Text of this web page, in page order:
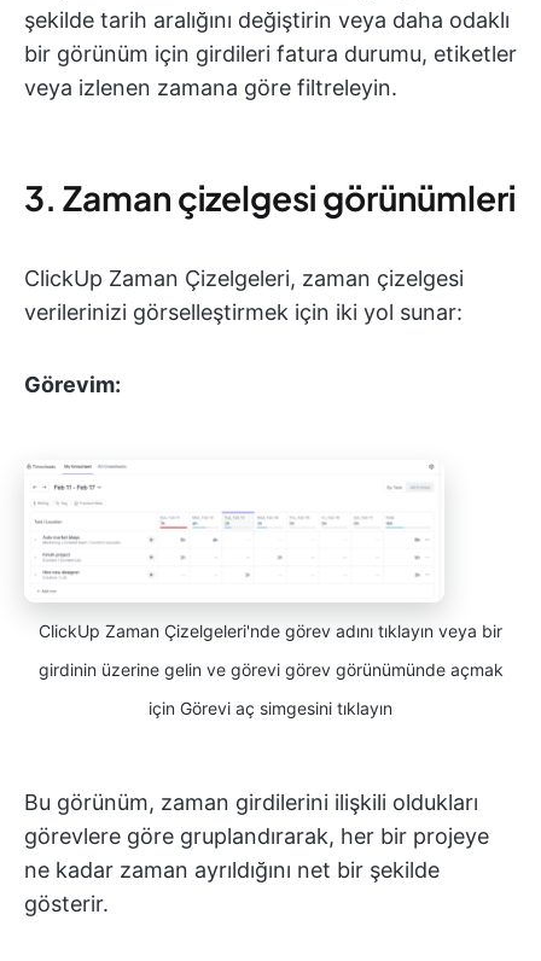
şekilde tarih aralığını değiştirin veya daha odaklı
bir görünüm için girdileri fatura durumu, etiketler
veya izlenen zamana göre filtreleyin.
3. Zaman çizelgesi görünümleri
ClickUp Zaman Çizelgeleri, zaman çizelgesi
verilerinizi görselleştirmek için iki yol sunar:
Görevim:
ClickUp Zaman Çizelgeleri'nde görev adını tıklayın veya bir
girdinin üzerine gelin ve görevi görev görünümünde açmak
için Görevi aç simgesini tıklayın
Bu görünüm, zaman girdilerini ilişkili oldukları
görevlere göre gruplandırarak, her bir projeye
ne kadar zaman ayrıldığını net bir şekilde
gösterir.